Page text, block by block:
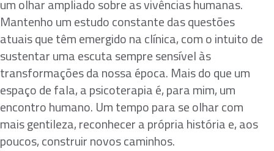
um olhar ampliado sobre as vivências humanas.
Mantenho um estudo constante das questões
atuais que têm emergido na clínica, com o intuito de
sustentar uma escuta sempre sensível às
transformações da nossa época. Mais do que um
espaço de fala, a psicoterapia é, para mim, um
encontro humano. Um tempo para se olhar com
mais gentileza, reconhecer a própria história e, aos
poucos, construir novos caminhos.